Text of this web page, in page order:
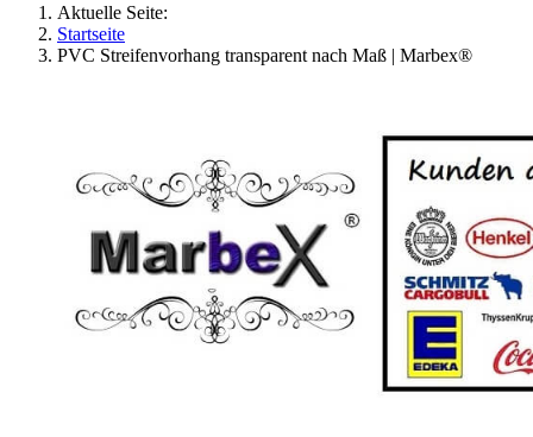
Aktuelle Seite:
Startseite
PVC Streifenvorhang transparent nach Maß | Marbex®